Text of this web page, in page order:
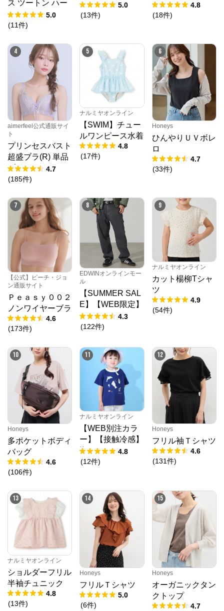
ス ツートン ハー
フバックショーツ
5.0
(11件)
5.0
(13件)
4.8
(18件)
4
aimerfeel公式通販サイ
ト
プリンセスバスト
超盛ブラ(R) 単品
ブラジャー4.7
(185件)
5
ナルミヤオンライン
【SWIM】チュー
ルワンピース水着
4.8
(17件)
6
Honeys
ひんやりＵＶボレ
ロ
4.7
(33件)
7
【公式】ピーチ・ジョ
ン通販サイト
Ｐｅａｓｙ００２
ノンワイヤーブラ
4.6
(173件)
8
EDWINオンラインモー
ル
【SUMMER SAL
E】【WEB限定】
STEPMARK ルー
ズペインターパン
4.3
(122件)
9
ナルミヤオンライン
カット楊柳Tシャ
ツ
4.9
(54件)
10
Honeys
多ポケットボディ
バッグ
4.6
(106件)
11
ナルミヤオンライン
【WEB別注カラ
ー】【接触冷感】
海のいきものアッ
プリケ半袖Tシャ
4.8
(12件)
12
Honeys
フリル袖Ｔシャツ
4.6
(131件)
13
ナルミヤオンライン
ショルダーフリル
半袖チュニック
4.8
(13件)
14
Honeys
フリルＴシャツ
5.0
(6件)
15
Honeys
オーガニックタン
クトップ
4.7
クロスプラス オンラインストア
※外部サイトが開きます
クロスプラス　オンラインストア
からのコメン
ト
N.O.R.C (ノーク)、JUNKO SHIMADA (ジュンコシマ
ダ) 、ATSURO TAYAMA（アツロウ タヤマ）、
ALPHA CUBIC (アルファーキュービック)、DECOY
(デコイ)、Petit Honfleur (プチオンフルール)、
DERMASHARE (ダーマシェア)など、20 代～ 40 代の
大人女子ブランドを中心に、多くの人気ブランドをラ
インナップ。
レディースファッションを中心に、ライフスタイルを
豊かにするオリジナルアイテムをご提案します。